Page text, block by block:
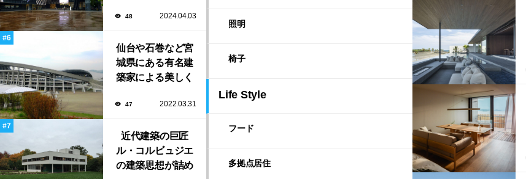
染む至極の建築揃
48 2024.04.03
仙台や石巻など宮
城県にある有名建
築家による美しく
品13選
47 2022.03.31
近代建築の巨匠
ル・コルビュジエ
の建築思想が詰め
照明
椅子
Life Style
フード
多拠点居住